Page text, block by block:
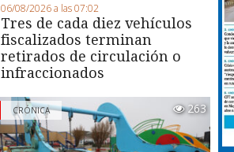
06/08/2026 a las 07:02
Tres de cada diez vehículos
fiscalizados terminan
retirados de circulación o
infraccionados
CRÓNICA 263